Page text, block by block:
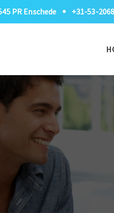
PR Enschede +31-53-